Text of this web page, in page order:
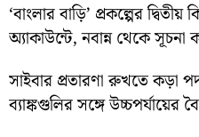
‘বাংলার বাড়ি’ প্রকল্পের
অ্যাকাউন্টে, নবান্ন থেকে সূচনা
সাইবার প্রতারণা রুখতে কড়া
ব্যাঙ্কগুলির সঙ্গে উচ্চপর্যায়ের